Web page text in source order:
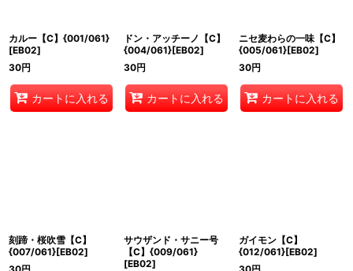
カルー【C】{001/061}
[EB02]
30円
カートに入れる
ドン・アッチーノ【C】
{004/061}[EB02]
30円
カートに入れる
ニセ麦わらの一味【C】
{005/061}[EB02]
30円
カートに入れる
刻蹄・桜吹雪【C】
{007/061}[EB02]
サウザンド・サニー号
【C】{009/061}
[EB02]
ガイモン【C】
{012/061}[EB02]